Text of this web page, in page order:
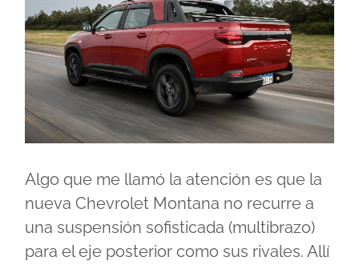
Algo que me llamó la atención es que la
nueva Chevrolet Montana no recurre a
una suspensión sofisticada (multibrazo)
para el eje posterior como sus rivales. Allí